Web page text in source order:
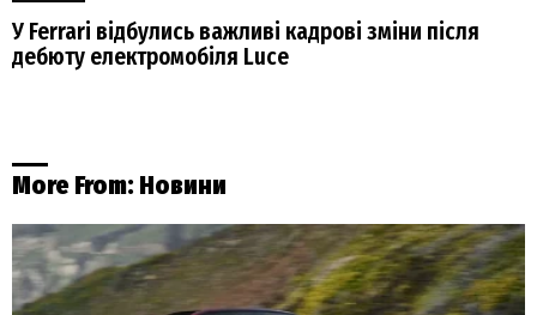
У Ferrari відбулись важливі кадрові зміни після
дебюту електромобіля Luce
More From: Новини